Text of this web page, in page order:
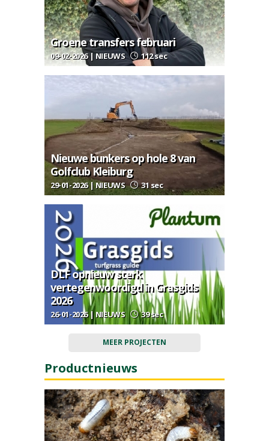
Groene transfers februari
09-02-2026 | NIEUWS 112 sec
Nieuwe bunkers op hole 8 van
Golfclub Kleiburg
29-01-2026 | NIEUWS 31 sec
DLF opnieuw sterk
vertegenwoordigd in Grasgids
2026
26-01-2026 | NIEUWS 39 sec
MEER PROJECTEN
Productnieuws